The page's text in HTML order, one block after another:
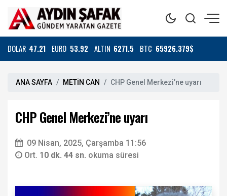
DOLAR 47.21 EURO 53.92 ALTIN 6271.5 BTC 65926.379$
ANA SAYFA METİN CAN CHP Genel Merkezi’ne uyarı
CHP Genel Merkezi’ne uyarı
09 Nisan, 2025, Çarşamba 11:56
Ort. 10 dk. 44 sn. okuma süresi